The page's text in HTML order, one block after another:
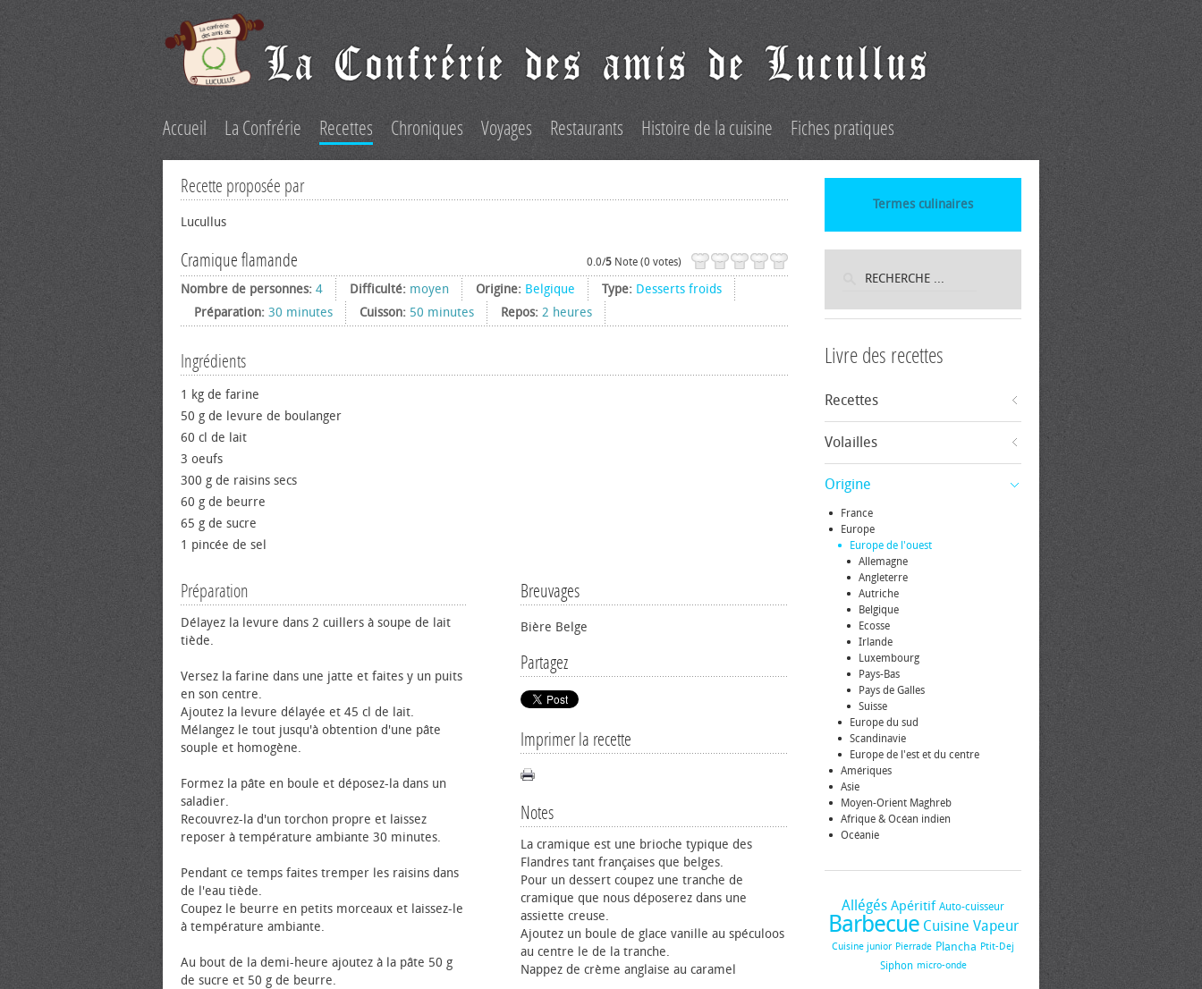
Accueil La Confrérie Recettes Chroniques Voyages Restaurants Histoire de la cuisine Fiches pratiques
Recette proposée par
Lucullus
Cramique flamande 0.0/5 Note (0 votes)
Nombre de personnes: 4 Difficulté: moyen Origine: Belgique Type: Desserts froids
Préparation: 30 minutes Cuisson: 50 minutes Repos: 2 heures
Ingrédients
1 kg de farine
50 g de levure de boulanger
60 cl de lait
3 oeufs
300 g de raisins secs
60 g de beurre
65 g de sucre
1 pincée de sel
Breuvages
Bière Belge
Partagez
Imprimer la recette
Notes
La cramique est une brioche typique des
Flandres tant françaises que belges.
Pour un dessert coupez une tranche de
cramique que nous déposerez dans une
assiette creuse.
Ajoutez un boule de glace vanille au spéculoos
au centre le de la tranche.
Nappez de crème anglaise au caramel
Préparation
Délayez la levure dans 2 cuillers à soupe de lait
tiède.
Versez la farine dans une jatte et faites y un puits
en son centre.
Ajoutez la levure délayée et 45 cl de lait.
Mélangez le tout jusqu'à obtention d'une pâte
souple et homogène.
Formez la pâte en boule et déposez-la dans un
saladier.
Recouvrez-la d'un torchon propre et laissez
reposer à température ambiante 30 minutes.
Pendant ce temps faites tremper les raisins dans
de l'eau tiède.
Coupez le beurre en petits morceaux et laissez-le
à température ambiante.
Au bout de la demi-heure ajoutez à la pâte 50 g
de sucre et 50 g de beurre.
Termes culinaires
Livre des recettes
Recettes
Volailles
Origine
France
Europe
Europe de l'ouest
Allemagne
Angleterre
Autriche
Belgique
Ecosse
Irlande
Luxembourg
Pays-Bas
Pays de Galles
Suisse
Europe du sud
Scandinavie
Europe de l'est et du centre
Amériques
Asie
Moyen-Orient Maghreb
Afrique & Océan indien
Océanie
Allégés Apéritif Auto-cuisseur
Barbecue Cuisine Vapeur
Cuisine junior Pierrade Plancha Ptit-Dej
Siphon micro-onde